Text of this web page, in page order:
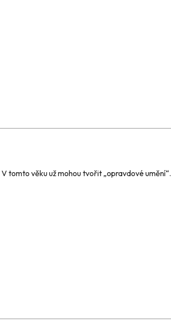
tomto věku už mohou tvořit „opravdové umění“.